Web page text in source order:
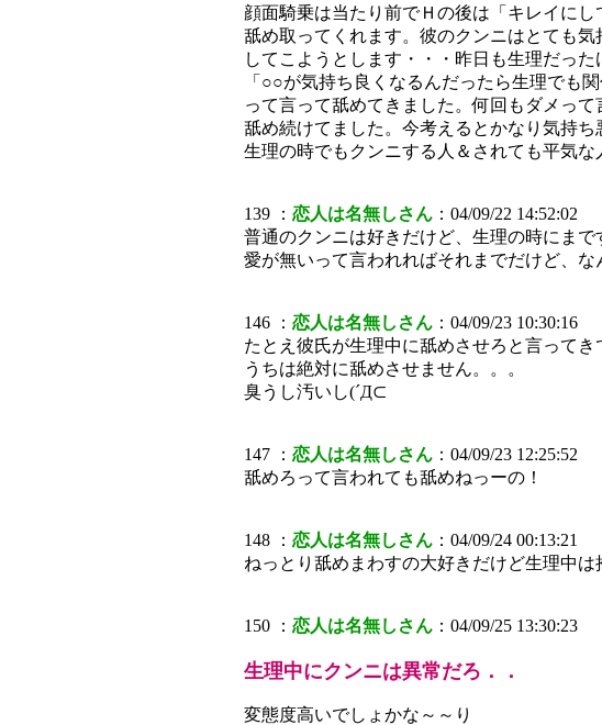
顔面騎乗は当たり前でＨの後は「キレイに
舐め取ってくれます。彼のクンニはとても
してこようとします・・・昨日も生理だった
「○○が気持ち良くなるんだったら生理でも関
って言って舐めてきました。何回もダメっ
舐め続けてました。今考えるとかなり気持ち
生理の時でもクンニする人＆されても平気な
139 ： 恋人は名無しさん ：04/09/22 14:52:02
普通のクンニは好きだけど、生理の時にまで
愛が無いって言われればそれまでだけど、な
146 ： 恋人は名無しさん ：04/09/23 10:30:16
たとえ彼氏が生理中に舐めさせろと言ってき
うちは絶対に舐めさせません。。。
臭うし汚いし(´Д⊂
147 ： 恋人は名無しさん ：04/09/23 12:25:52
舐めろって言われても舐めねっーの！
148 ： 恋人は名無しさん ：04/09/24 00:13:21
ねっとり舐めまわすの大好きだけど生理中は
150 ： 恋人は名無しさん ：04/09/25 13:30:23
生理中にクンニは異常だろ．．
変態度高いでしょかな～～り